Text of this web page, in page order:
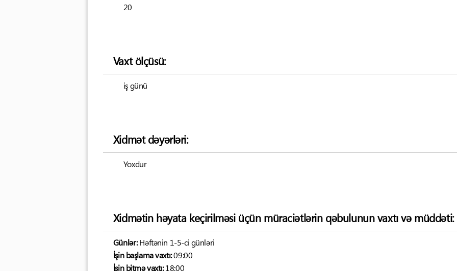
20
Vaxt ölçüsü:
iş günü
Xidmət dəyərləri:
Yoxdur
Xidmətin həyata keçirilməsi üçün müraciətlərin qəbulunun vaxtı və müddəti:
Günlər:Həftənin 1-5-ci günləri
İşin başlama vaxtı:09:00
İşin bitmə vaxtı:18:00